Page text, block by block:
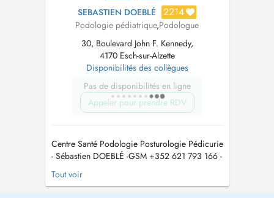
SEBASTIEN DOEBLÉ 2214
Podologie pédiatrique,Podologue
30, Boulevard John F. Kennedy,
4170 Esch-sur-Alzette
Disponibilités des collègues
Pas de disponibilités en ligne
Appeler pour prendre RDV
Centre Santé Podologie Posturologie Pédicurie
- Sébastien DOEBLÉ -GSM +352 621 793 166 -
vous accueille sur RDV enfants, adolescents,
adultes, seniors, sportifs dans son cabinet.
Tout voir